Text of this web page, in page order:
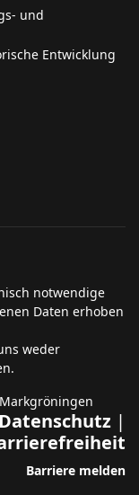
und
Entwicklung
notwendige
Daten erhoben
weder
Datenschutz |